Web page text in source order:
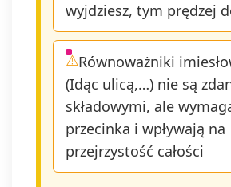
wyjdziesz, tym prędzej
Równoważniki
(Idąc ulicą,…) nie są
składowymi, ale
przecinka i wpływają na
przejrzystość całości